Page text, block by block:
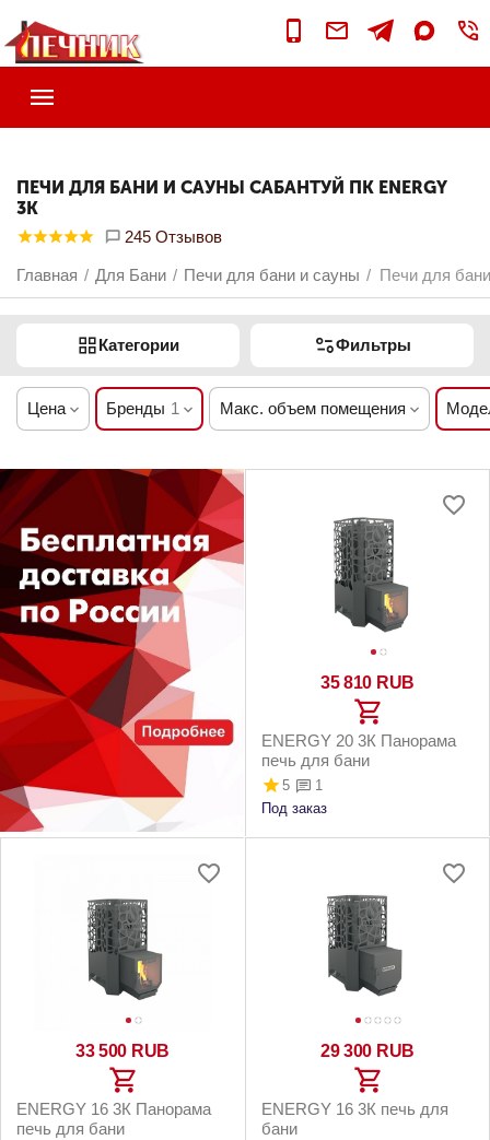
ПЕЧИ ДЛЯ БАНИ И САУНЫ САБАНТУЙ ПК ENERGY
3К
245 Отзывов
Главная / Для Бани / Печи для бани и сауны / Печи для
Категории Фильтры
Цена Бренды 1 Макс. объем помещения
35 810 RUB
ENERGY 20 3К Панорама
печь для бани
5
1
Под заказ
33 500 RUB
ENERGY 16 3К Панорама
печь для бани
29 300 RUB
ENERGY 16 3К печь для
бани